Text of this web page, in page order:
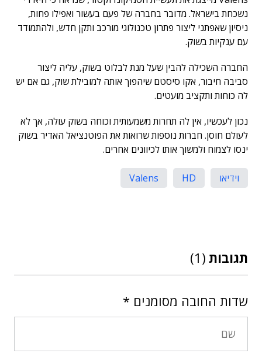
נשכחת בישראל. מדובר בחברה של פעם בעשור ואפילו פחות,
ניסיון שאפתני ליצור פתרון טכנולוגי מורכב ותקן חדש, ולהתמודד
עם ענקיות בשוק.
החברה השכילה להבין שעל מנת לבלוט בשוק, עליה ליצור
סביבה חיבור, אקו סיסטם שיהפוך אותה למובילת שוק, גם אם יש
לה כוחות ותקציב מועטים.
נכון לעכשיו, אין לה תחרות משמעותית וכוחה בשוק עולה, אך לא
לעולם חוסן. חברות נוספות שרואות את הפוטנציאל האדיר בשוק
ינסו לצמוח ולמשוך אותו לכיוונים אחרים.
וידיאו HD
Valens
תגובות (1)
שדות החובה מסומנים *